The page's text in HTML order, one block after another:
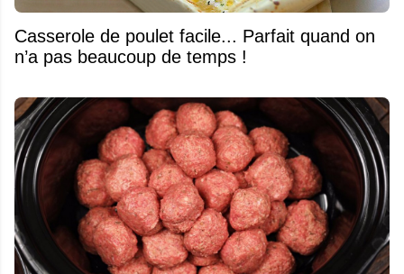
Casserole de poulet facile... Parfait quand on
n’a pas beaucoup de temps !